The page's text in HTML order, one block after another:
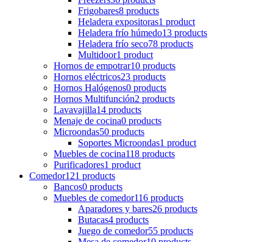
Frigobares8 products
Heladera expositoras1 product
Heladera frío húmedo13 products
Heladera frío seco78 products
Multidoor1 product
Hornos de empotrar10 products
Hornos eléctricos23 products
Hornos Halógenos0 products
Hornos Multifunción2 products
Lavavajilla14 products
Menaje de cocina0 products
Microondas50 products
Soportes Microondas1 product
Muebles de cocina118 products
Purificadores1 product
Comedor121 products
Bancos0 products
Muebles de comedor116 products
Aparadores y bares26 products
Butacas4 products
Juego de comedor55 products